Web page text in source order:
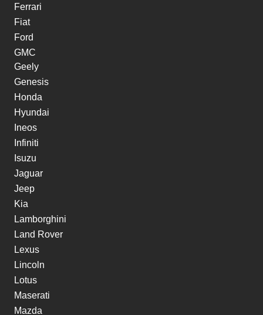
Ferrari
Fiat
Ford
GMC
Geely
Genesis
Honda
Hyundai
Ineos
Infiniti
Isuzu
Jaguar
Jeep
Kia
Lamborghini
Land Rover
Lexus
Lincoln
Lotus
Maserati
Mazda